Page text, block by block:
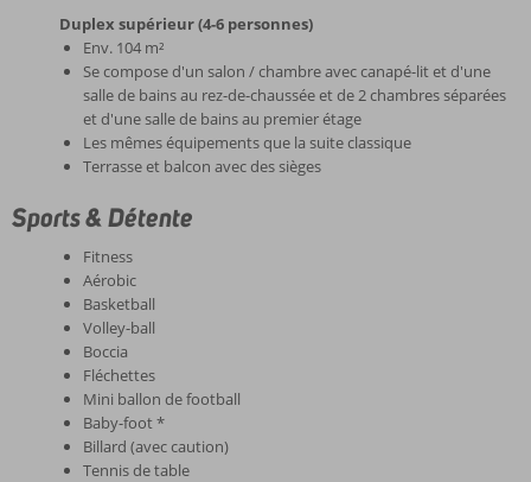
Duplex supérieur (4-6 personnes)
Env. 104 m²
Se compose d'un salon / chambre avec canapé-lit et d'une
salle de bains au rez-de-chaussée et de 2 chambres séparées
et d'une salle de bains au premier étage
Les mêmes équipements que la suite classique
Terrasse et balcon avec des sièges
Sports & Détente
Fitness
Aérobic
Basketball
Volley-ball
Boccia
Fléchettes
Mini ballon de football
Baby-foot *
Billard (avec caution)
Tennis de table